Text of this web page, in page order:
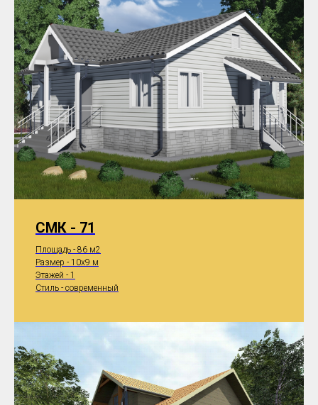
СМК - 71
Площадь - 86 м2
Размер - 10x9 м
Этажей - 1
Стиль - современный